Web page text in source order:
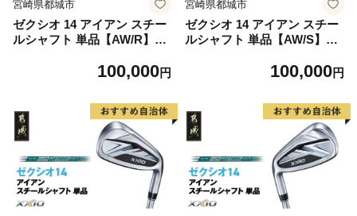
宮崎県都城市
ゼクシオ 14 アイアン スチー
ルシャフト 単品【AW/R】
AWR _(都城市)ダンロップ ゼ
GH neo スチールシャフトゴ
ルフ用品 スポーツ用品 日本
製 MADE IN JAPAN 国産 ゴ
ルフクラブ
100,000円
宮崎県都城市
ゼクシオ 14 アイアン スチー
ルシャフト 単品【AW/S】
AWS _(都城市)ダンロップ ゼ
GH neo スチールシャフトゴ
ルフ用品 スポーツ用品 日本
製 MADE IN JAPAN 国産 ゴ
ルフクラブ
100,000円